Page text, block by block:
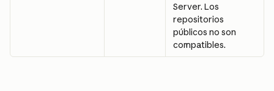
Server. Los
repositorios
públicos no son
compatibles.